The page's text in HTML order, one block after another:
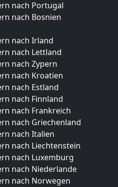
nach Portugal
nach Bosnien
nach Irland
nach Lettland
nach Zypern
nach Kroatien
nach Estland
nach Finnland
nach Frankreich
nach Griechenland
nach Italien
nach Liechtenstein
nach Luxemburg
nach Niederlande
nach Norwegen